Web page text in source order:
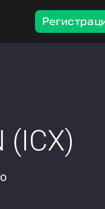
(ICX)